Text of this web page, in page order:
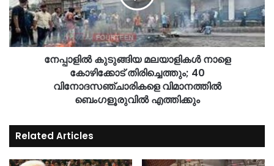
നേപ്പാളിൽ കുടുങ്ങിയ മലയാളികൾ നാളെ
കോഴിക്കോട് തിരിച്ചെത്തും; 40
വിനോദസഞ്ചാരികളെ വിമാനത്തിൽ
ബെംഗളൂരുവിൽ എത്തിക്കും
Related Articles